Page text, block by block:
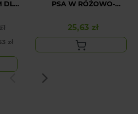
DLA
zł
PSA W RÓŻOWO-
Cena
25,63 zł